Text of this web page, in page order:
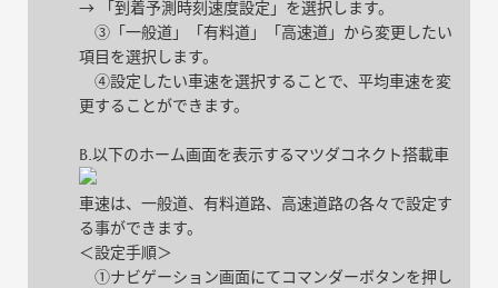
→ 「到着予測時刻速度設定」を選択します。
③「一般道」「有料道」「高速道」から変更したい
項目を選択します。
④設定したい車速を選択することで、平均車速を変
更することができます。
B.以下のホーム画面を表示するマツダコネクト搭載車
車速は、一般道、有料道路、高速道路の各々で設定す
る事ができます。
＜設定手順＞
①ナビゲーション画面にてコマンダーボタンを押し